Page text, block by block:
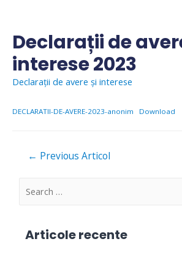
contentDeclarații de
interese 2023
Declarații de avere și interese
DECLARATII-DE-AVERE-2023-anonim Download
Navigare
← Previous Articol
S
Articole recente